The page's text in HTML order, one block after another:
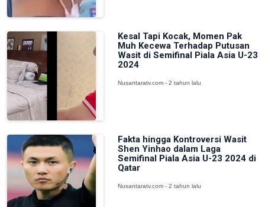
Kesal Tapi Kocak, Momen Pak
Muh Kecewa Terhadap Putusan
Wasit di Semifinal Piala Asia U-23
2024
Nusantaratv.com - 2 tahun lalu
Fakta hingga Kontroversi Wasit
Shen Yinhao dalam Laga
Semifinal Piala Asia U-23 2024 di
Qatar
Nusantaratv.com - 2 tahun lalu